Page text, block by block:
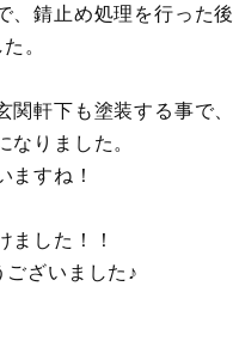
、錆止め処理を行った後
。
関軒下も塗装する事で、
なりました。
ますね！
ました！！
ざいました♪